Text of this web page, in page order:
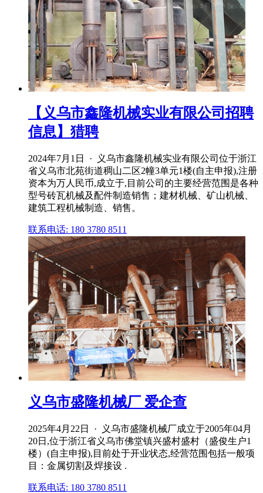
【义乌市鑫隆机械实业有限公司招聘
信息】猎聘
2024年7月1日 · 义乌市鑫隆机械实业有限公司位于浙江
省义乌市北苑街道稠山二区2幢3单元1楼(自主申报),注册
资本为万人民币,成立于,目前公司的主要经营范围是各种
型号砖瓦机械及配件制造销售；建材机械、矿山机械、
建筑工程机械制造、销售。
联系电话: 180 3780 8511
义乌市盛隆机械厂 爱企查
2025年4月22日 · 义乌市盛隆机械厂成立于2005年04月
20日,位于浙江省义乌市佛堂镇兴盛村盛村（盛俊生户1
楼）(自主申报),目前处于开业状态,经营范围包括一般项
目：金属切割及焊接设 .
联系电话: 180 3780 8511